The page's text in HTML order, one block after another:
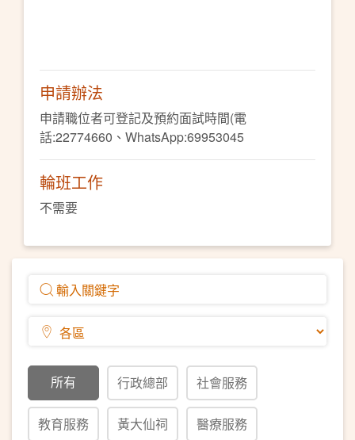
所有 行政總部 社會服務
教育服務 黃大仙祠 醫療服務
申請辦法
申請職位者可登記及預約面試時間(電
話:22774660、WhatsApp:69953045
輪班工作
不需要